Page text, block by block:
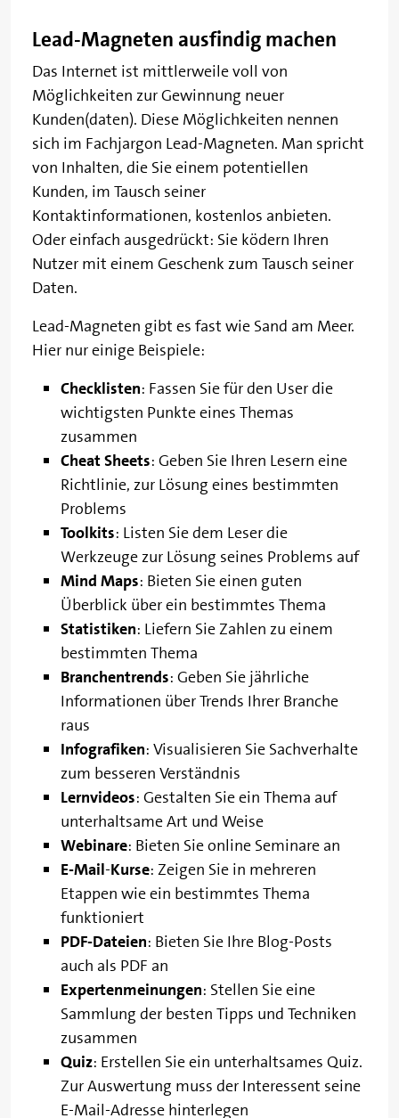
Lead-Magneten ausfindig machen
Das Internet ist mittlerweile voll von
Möglichkeiten zur Gewinnung neuer
Kunden(daten). Diese Möglichkeiten nennen
sich im Fachjargon Lead-Magneten. Man spricht
von Inhalten, die Sie einem potentiellen
Kunden, im Tausch seiner
Kontaktinformationen, kostenlos anbieten.
Oder einfach ausgedrückt: Sie ködern Ihren
Nutzer mit einem Geschenk zum Tausch seiner
Daten.
Lead-Magneten gibt es fast wie Sand am Meer.
Hier nur einige Beispiele:
Checklisten: Fassen Sie für den User die
wichtigsten Punkte eines Themas
zusammen
Cheat Sheets: Geben Sie Ihren Lesern eine
Richtlinie, zur Lösung eines bestimmten
Problems
Toolkits: Listen Sie dem Leser die
Werkzeuge zur Lösung seines Problems auf
Mind Maps: Bieten Sie einen guten
Überblick über ein bestimmtes Thema
Statistiken: Liefern Sie Zahlen zu einem
bestimmten Thema
Branchentrends: Geben Sie jährliche
Informationen über Trends Ihrer Branche
raus
Infografiken: Visualisieren Sie Sachverhalte
zum besseren Verständnis
Lernvideos: Gestalten Sie ein Thema auf
unterhaltsame Art und Weise
Webinare: Bieten Sie online Seminare an
E-Mail-Kurse: Zeigen Sie in mehreren
Etappen wie ein bestimmtes Thema
funktioniert
PDF-Dateien: Bieten Sie Ihre Blog-Posts
auch als PDF an
Expertenmeinungen: Stellen Sie eine
Sammlung der besten Tipps und Techniken
zusammen
Quiz: Erstellen Sie ein unterhaltsames Quiz.
Zur Auswertung muss der Interessent seine
E-Mail-Adresse hinterlegen